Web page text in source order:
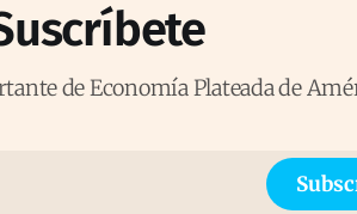
de Economía Plateada de